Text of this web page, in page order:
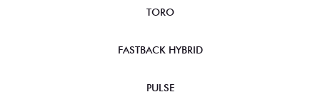
TORO
FASTBACK HYBRID
PULSE